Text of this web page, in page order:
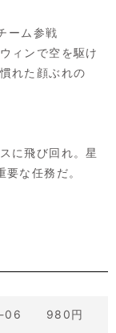
ーム参戦
ィンで空を駆け
れた顔ぶれの
に飛び回れ。星
な任務だ。
06 980円